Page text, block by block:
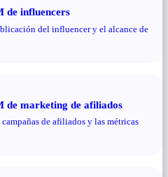
de influencers
del influencer y el alcance de
de marketing de afiliados
de afiliados y las métricas